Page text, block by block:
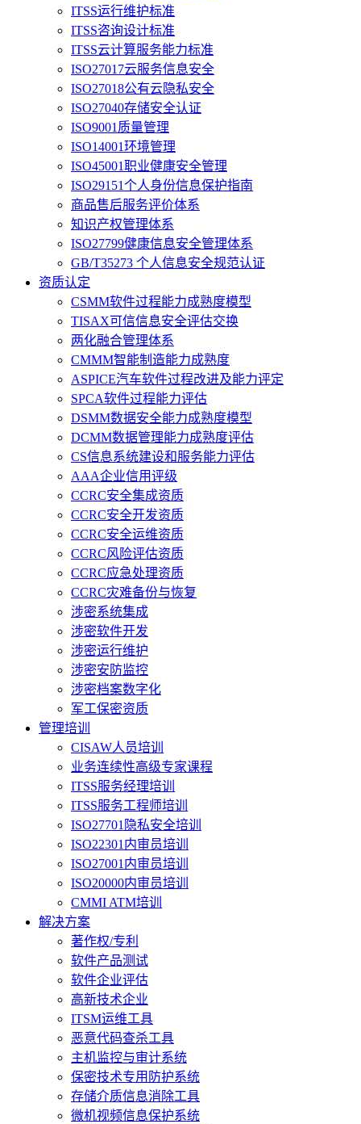
ITSS运行维护标准
ITSS咨询设计标准
ITSS云计算服务能力标准
ISO27017云服务信息安全
ISO27018公有云隐私安全
ISO27040存储安全认证
ISO9001质量管理
ISO14001环境管理
ISO45001职业健康安全管理
ISO29151个人身份信息保护指南
商品售后服务评价体系
知识产权管理体系
ISO27799健康信息安全管理体系
GB/T35273 个人信息安全规范认证
资质认定
CSMM软件过程能力成熟度模型
TISAX可信信息安全评估交换
两化融合管理体系
CMMM智能制造能力成熟度
ASPICE汽车软件过程改进及能力评定
SPCA软件过程能力评估
DSMM数据安全能力成熟度模型
DCMM数据管理能力成熟度评估
CS信息系统建设和服务能力评估
AAA企业信用评级
CCRC安全集成资质
CCRC安全开发资质
CCRC安全运维资质
CCRC风险评估资质
CCRC应急处理资质
CCRC灾难备份与恢复
涉密系统集成
涉密软件开发
涉密运行维护
涉密安防监控
涉密档案数字化
军工保密资质
管理培训
CISAW人员培训
业务连续性高级专家课程
ITSS服务经理培训
ITSS服务工程师培训
ISO27701隐私安全培训
ISO22301内审员培训
ISO27001内审员培训
ISO20000内审员培训
CMMI ATM培训
解决方案
著作权/专利
软件产品测试
软件企业评估
高新技术企业
ITSM运维工具
恶意代码查杀工具
主机监控与审计系统
保密技术专用防护系统
存储介质信息消除工具
微机视频信息保护系统